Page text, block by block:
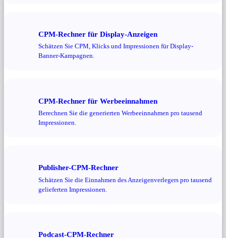
CPM-Rechner für Display-Anzeigen
Schätzen Sie CPM, Klicks und Impressionen für Display-
Banner-Kampagnen.
CPM-Rechner für Werbeeinnahmen
Berechnen Sie die generierten Werbeeinnahmen pro tausend
Impressionen.
Publisher-CPM-Rechner
Schätzen Sie die Einnahmen des Anzeigenverlegers pro tausend
gelieferten Impressionen.
Podcast-CPM-Rechner